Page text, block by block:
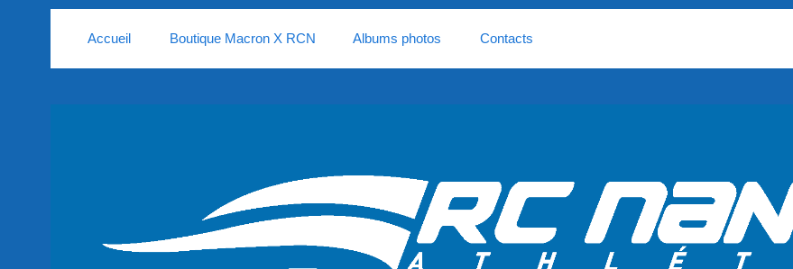
Accueil Boutique Macron X RCN Albums photos Contacts